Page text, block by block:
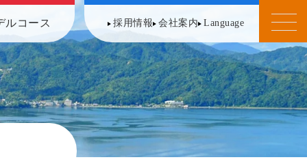
ルコース 採用情報 会社案内 Language